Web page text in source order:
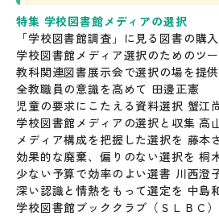
特集 学校図書館メディアの選択
「学校図書館調査」に見る図書の購
学校図書館メディア選択のためのツ
教科関連図書展示会で選択の場を提
全教職員の意識を高めて 田邊正憲
児童の要求にこたえる資料選択 蟹江
学校図書館メディアの選択と収集 高
メディア構成を把握した選択を 藤本
効果的な廃棄、偏りのない選択を 桐
少ない予算で効率のよい選書 川西澄
深い認識と情熱をもって選定を 中島
学校図書館ブッククラブ（ＳＬＢＣ